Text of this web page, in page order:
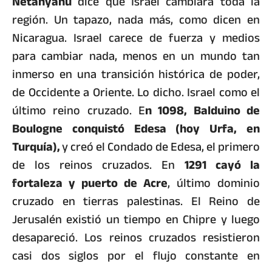
región. Un tapazo, nada más, como dicen en
Nicaragua. Israel carece de fuerza y medios
para cambiar nada, menos en un mundo tan
inmerso en una transición histórica de poder,
de Occidente a Oriente. Lo dicho. Israel como el
último reino cruzado. En 1098, Balduino de
Boulogne conquistó Edesa (hoy Urfa, en
Turquía),y creó el Condado de Edesa, el primero
de los reinos cruzados. En 1291 cayó la
fortaleza y puerto de Acre, último dominio
cruzado en tierras palestinas. El Reino de
Jerusalén existió un tiempo en Chipre y luego
desapareció. Los reinos cruzados resistieron
casi dos siglos por el flujo constante en